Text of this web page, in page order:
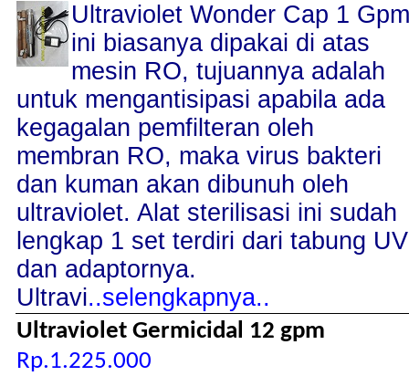
Ultraviolet Wonder Cap 1 Gpm
ini biasanya dipakai di atas
mesin RO, tujuannya adalah
untuk mengantisipasi apabila ada
kegagalan pemfilteran oleh
membran RO, maka virus bakteri
dan kuman akan dibunuh oleh
ultraviolet. Alat sterilisasi ini sudah
lengkap 1 set terdiri dari tabung UV
dan adaptornya.
Ultravi..selengkapnya..
Ultraviolet Germicidal 12 gpm
Rp.1.225.000